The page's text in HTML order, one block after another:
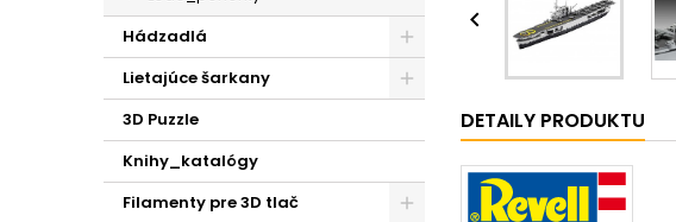
Hádzadlá
Lietajúce šarkany
3D Puzzle
Knihy_katalógy
Filamenty pre 3D tlač

DETAILY PRODUKTU